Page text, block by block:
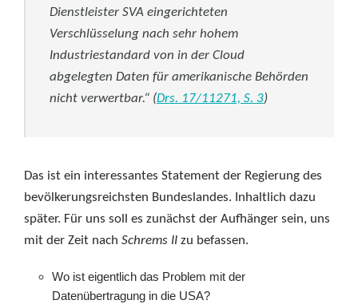
Dienstleister SVA eingerichteten
Verschlüsselung nach sehr hohem
Industriestandard von in der Cloud
abgelegten Daten für amerikanische Behörden
nicht verwertbar.“ (Drs. 17/11271, S. 3)
Das ist ein interessantes Statement der Regierung des
bevölkerungsreichsten Bundeslandes. Inhaltlich dazu
später. Für uns soll es zunächst der Aufhänger sein, uns
mit der Zeit nach Schrems II zu befassen.
Wo ist eigentlich das Problem mit der
Datenübertragung in die USA?